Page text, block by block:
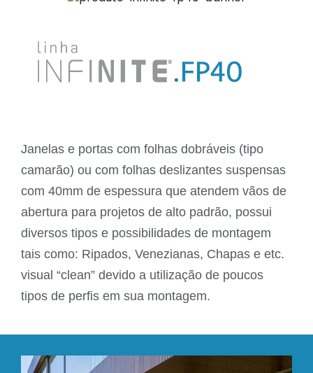
Janelas e portas com folhas dobráveis (tipo
camarão) ou com folhas deslizantes suspensas
com 40mm de espessura que atendem vãos de
abertura para projetos de alto padrão, possui
diversos tipos e possibilidades de montagem
tais como: Ripados, Venezianas, Chapas e etc.
visual “clean” devido a utilização de poucos
tipos de perfis em sua montagem.